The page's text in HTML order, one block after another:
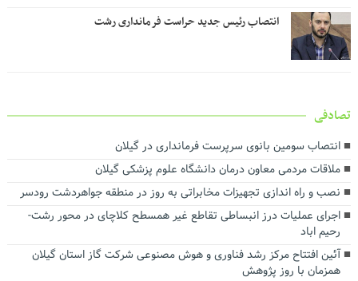
انتصاب رئیس جدید حراست فرمانداری رشت
تصادفی
انتصاب سومین بانوی سرپرست فرمانداری در گیلان
ملاقات مردمی معاون درمان دانشگاه علوم پزشکی گیلان
نصب و راه اندازی تجهیزات مخابراتی به روز در منطقه جواهردشت رودسر
اجرای عملیات درز انبساطی تقاطع غیر همسطح کلاچای در محور رشت-
رحیم اباد
آئین افتتاح مرکز رشد فناوری و هوش مصنوعی شرکت گاز استان گیلان
همزمان با روز پژوهش